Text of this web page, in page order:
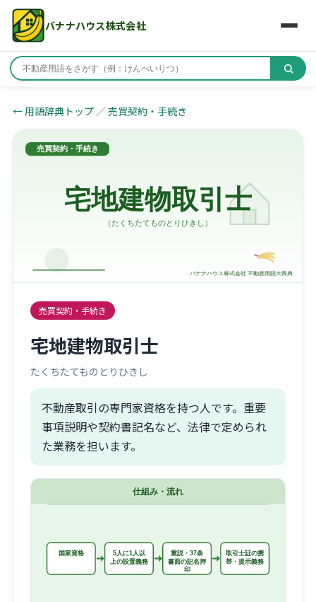
バナナハウス株式会社
← 用語辞典トップ ／売買契約・手続き
売買契約・手続き
宅地建物取引士
たくちたてものとりひきし
不動産取引の専門家資格を持つ人です。重要
事項説明や契約書記名など、法律で定められ
た業務を担います。